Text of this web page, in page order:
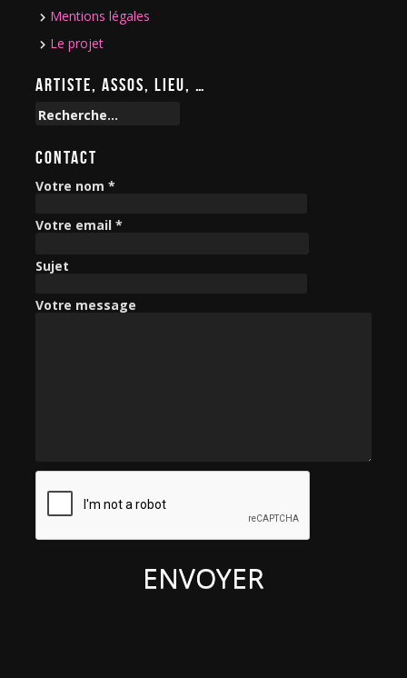
Mentions légales
Le projet
ARTISTE, ASSOS, LIEU, …
R
c
h
e
c
r
:
CONTACT
Votre nom *
Votre email *
Sujet
Votre message